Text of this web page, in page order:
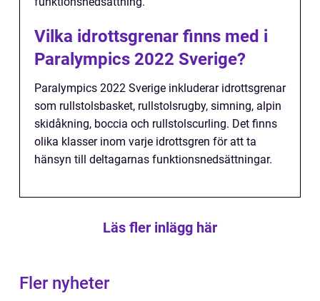
Vilka idrottsgrenar finns med i
Paralympics 2022 Sverige?
Paralympics 2022 Sverige inkluderar idrottsgrenar
som rullstolsbasket, rullstolsrugby, simning, alpin
skidåkning, boccia och rullstolscurling. Det finns
olika klasser inom varje idrottsgren för att ta
hänsyn till deltagarnas funktionsnedsättningar.
Läs fler inlägg här
Fler nyheter